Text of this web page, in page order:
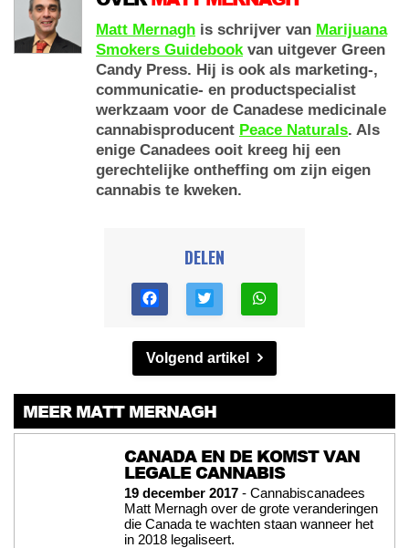
Matt Mernagh is schrijver van Marijuana
Smokers Guidebook van uitgever Green
Candy Press. Hij is ook als marketing-,
communicatie- en productspecialist
werkzaam voor de Canadese medicinale
cannabisproducent Peace Naturals. Als
enige Canadees ooit kreeg hij een
gerechtelijke ontheffing om zijn eigen
cannabis te kweken.
DELEN
Volgend artikel
MEER MATT MERNAGH
CANADA EN DE KOMST VAN
LEGALE CANNABIS
19 december 2017 - Cannabiscanadees
Matt Mernagh over de grote veranderingen
die Canada te wachten staan wanneer het
in 2018 legaliseert.